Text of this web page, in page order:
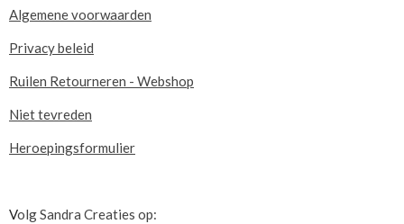
Algemene voorwaarden
Privacy beleid
Ruilen Retourneren - Webshop
Niet tevreden
Heroepingsformulier
Volg Sandra Creaties op: